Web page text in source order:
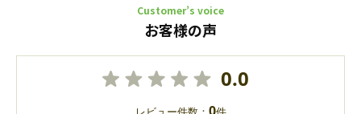
Customer’s voice
お客様の声
0.0